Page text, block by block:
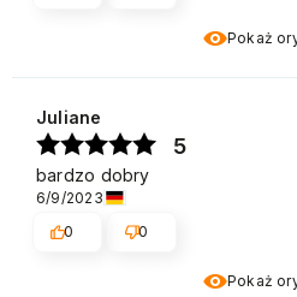
Pokaż
Pokaż
Juliane
5
bardzo dobry
6/9/2023
0
0